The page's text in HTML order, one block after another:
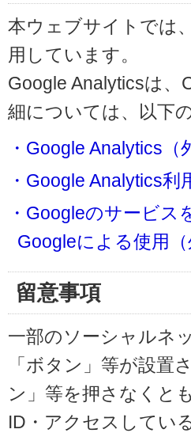
本ウェブサイトでは
用しています。
Google Analyticsは
細については、以下
・Google Analytics
・Google Analytics
・Googleのサービ
Googleによる使用
留意事項
一部のソーシャルネ
「ボタン」等が設置
ン」等を押さなくと
ID・アクセスしてい